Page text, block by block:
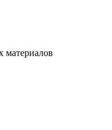
материалов